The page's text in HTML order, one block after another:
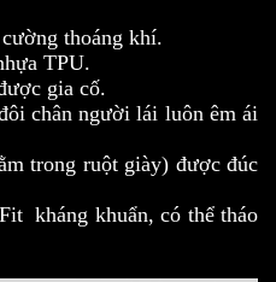
thoáng khí.
TPU.
gia cố.
chân người lái luôn êm ái
trong ruột giày) được đúc
kháng khuẩn, có thể tháo